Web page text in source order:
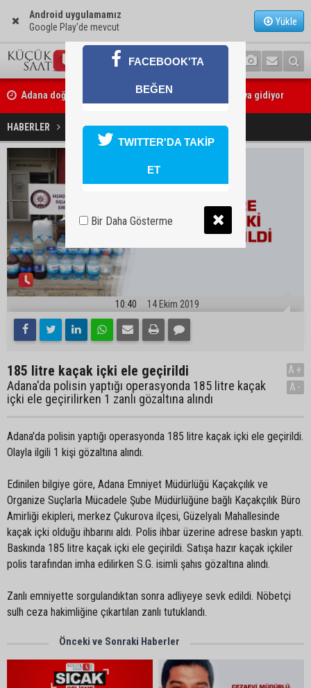
Android uygulamamız
Google Play'de mevcut
Yükle
Adana doğumlu NASA astronotu Deniz Burnham uzaya gidiyor
Kozan’da üreticilere yangın ve anız uyarısı
HABERLER YAŞAM 185 litre kaçak içki ele geçirildi
10:40 14 Ekim 2019
185 litre kaçak içki ele geçirildi
Adana'da polisin yaptığı operasyonda 185 litre kaçak
içki ele geçirilirken 1 zanlı gözaltına alındı
A+
A-
Adana'da polisin yaptığı operasyonda 185 litre kaçak içki ele geçirildi.
Olayla ilgili 1 kişi gözaltına alındı.
Edinilen bilgiye göre, Adana Emniyet Müdürlüğü Kaçakçılık ve
Organize Suçlarla Mücadele Şube Müdürlüğüne bağlı Kaçakçılık Büro
Amirliği ekipleri, merkez Çukurova ilçesi, Güzelyalı Mahallesinde
kaçak içki olduğu ihbarını aldı. Polis ihbar üzerine adrese baskın yaptı.
Baskında 185 litre kaçak içki ele geçirildi. Satışa hazır kaçak içkiler
polis tarafından imha edilirken S.G. isimli şahıs gözaltına alındı.
Zanlı emniyette sorgulandıktan sonra adliyeye sevk edildi. Nöbetçi
sulh ceza hakimliğine çıkartılan zanlı tutuklandı.
Önceki ve Sonraki Haberler
FACEBOOK'TA
BEĞEN
TWITTER'DA TAKİP
ET
Bir Daha Gösterme